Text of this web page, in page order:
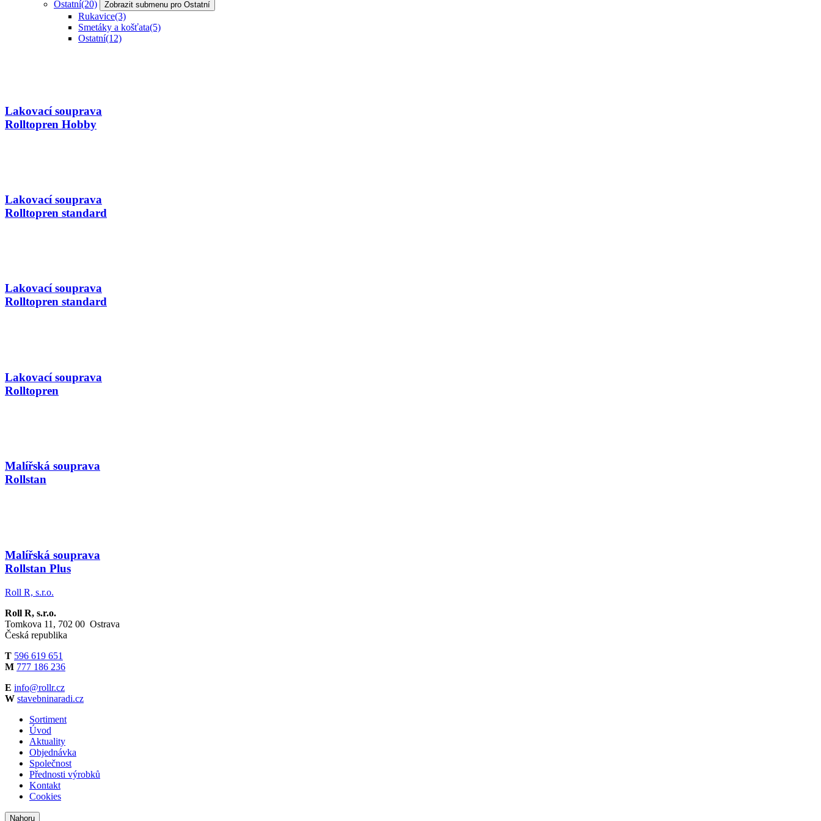
Ostatní(20) Zobrazit submenu pro Ostatní
Rukavice(3)
Smetáky a košťata(5)
Ostatní(12)
Lakovací souprava
Rolltopren Hobby
Lakovací souprava
Rolltopren standard
Lakovací souprava
Rolltopren standard
Lakovací souprava
Rolltopren
Malířská souprava
Rollstan
Malířská souprava
Rollstan Plus
Roll R, s.r.o.
Roll R, s.r.o.
Tomkova 11, 702 00 Ostrava
Česká republika
T 596 619 651
M 777 186 236
E info@rollr.cz
W stavebninaradi.cz
Sortiment
Úvod
Aktuality
Objednávka
Společnost
Přednosti výrobků
Kontakt
Cookies
Nahoru